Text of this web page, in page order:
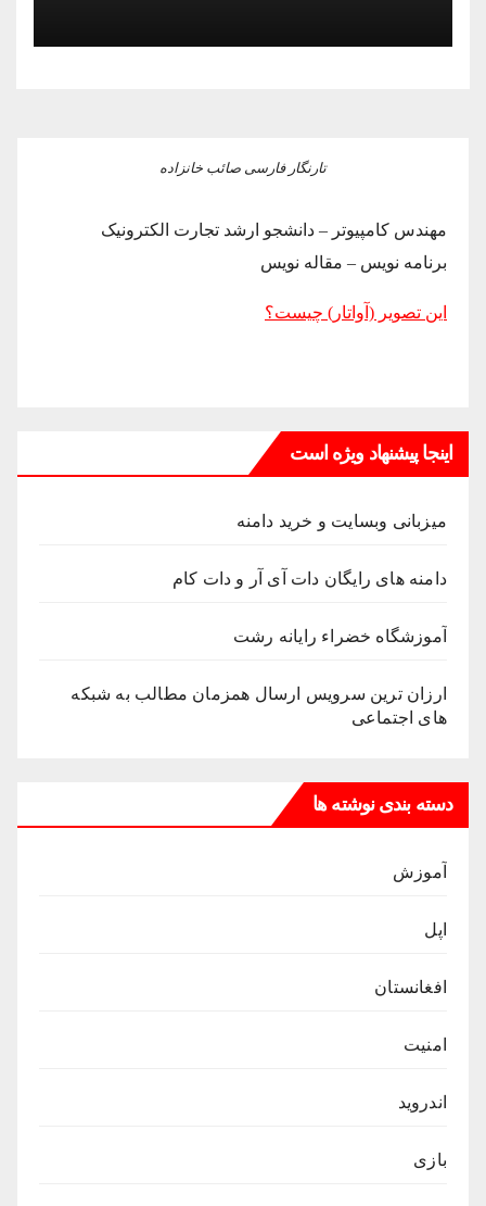
تارنگار فارسی صائب خانزاده
مهندس کامپیوتر – دانشجو ارشد تجارت الکترونیک
برنامه نویس – مقاله نویس
این تصویر (آواتار) چیست؟
اینجا پیشنهاد ویژه است
میزبانی وبسایت و خرید دامنه
دامنه های رایگان دات آی آر و دات کام
آموزشگاه خضراء رایانه رشت
ارزان ترین سرویس ارسال همزمان مطالب به شبکه
های اجتماعی
دسته بندی نوشته ها
آموزش
اپل
افغانستان
امنیت
اندروید
بازی